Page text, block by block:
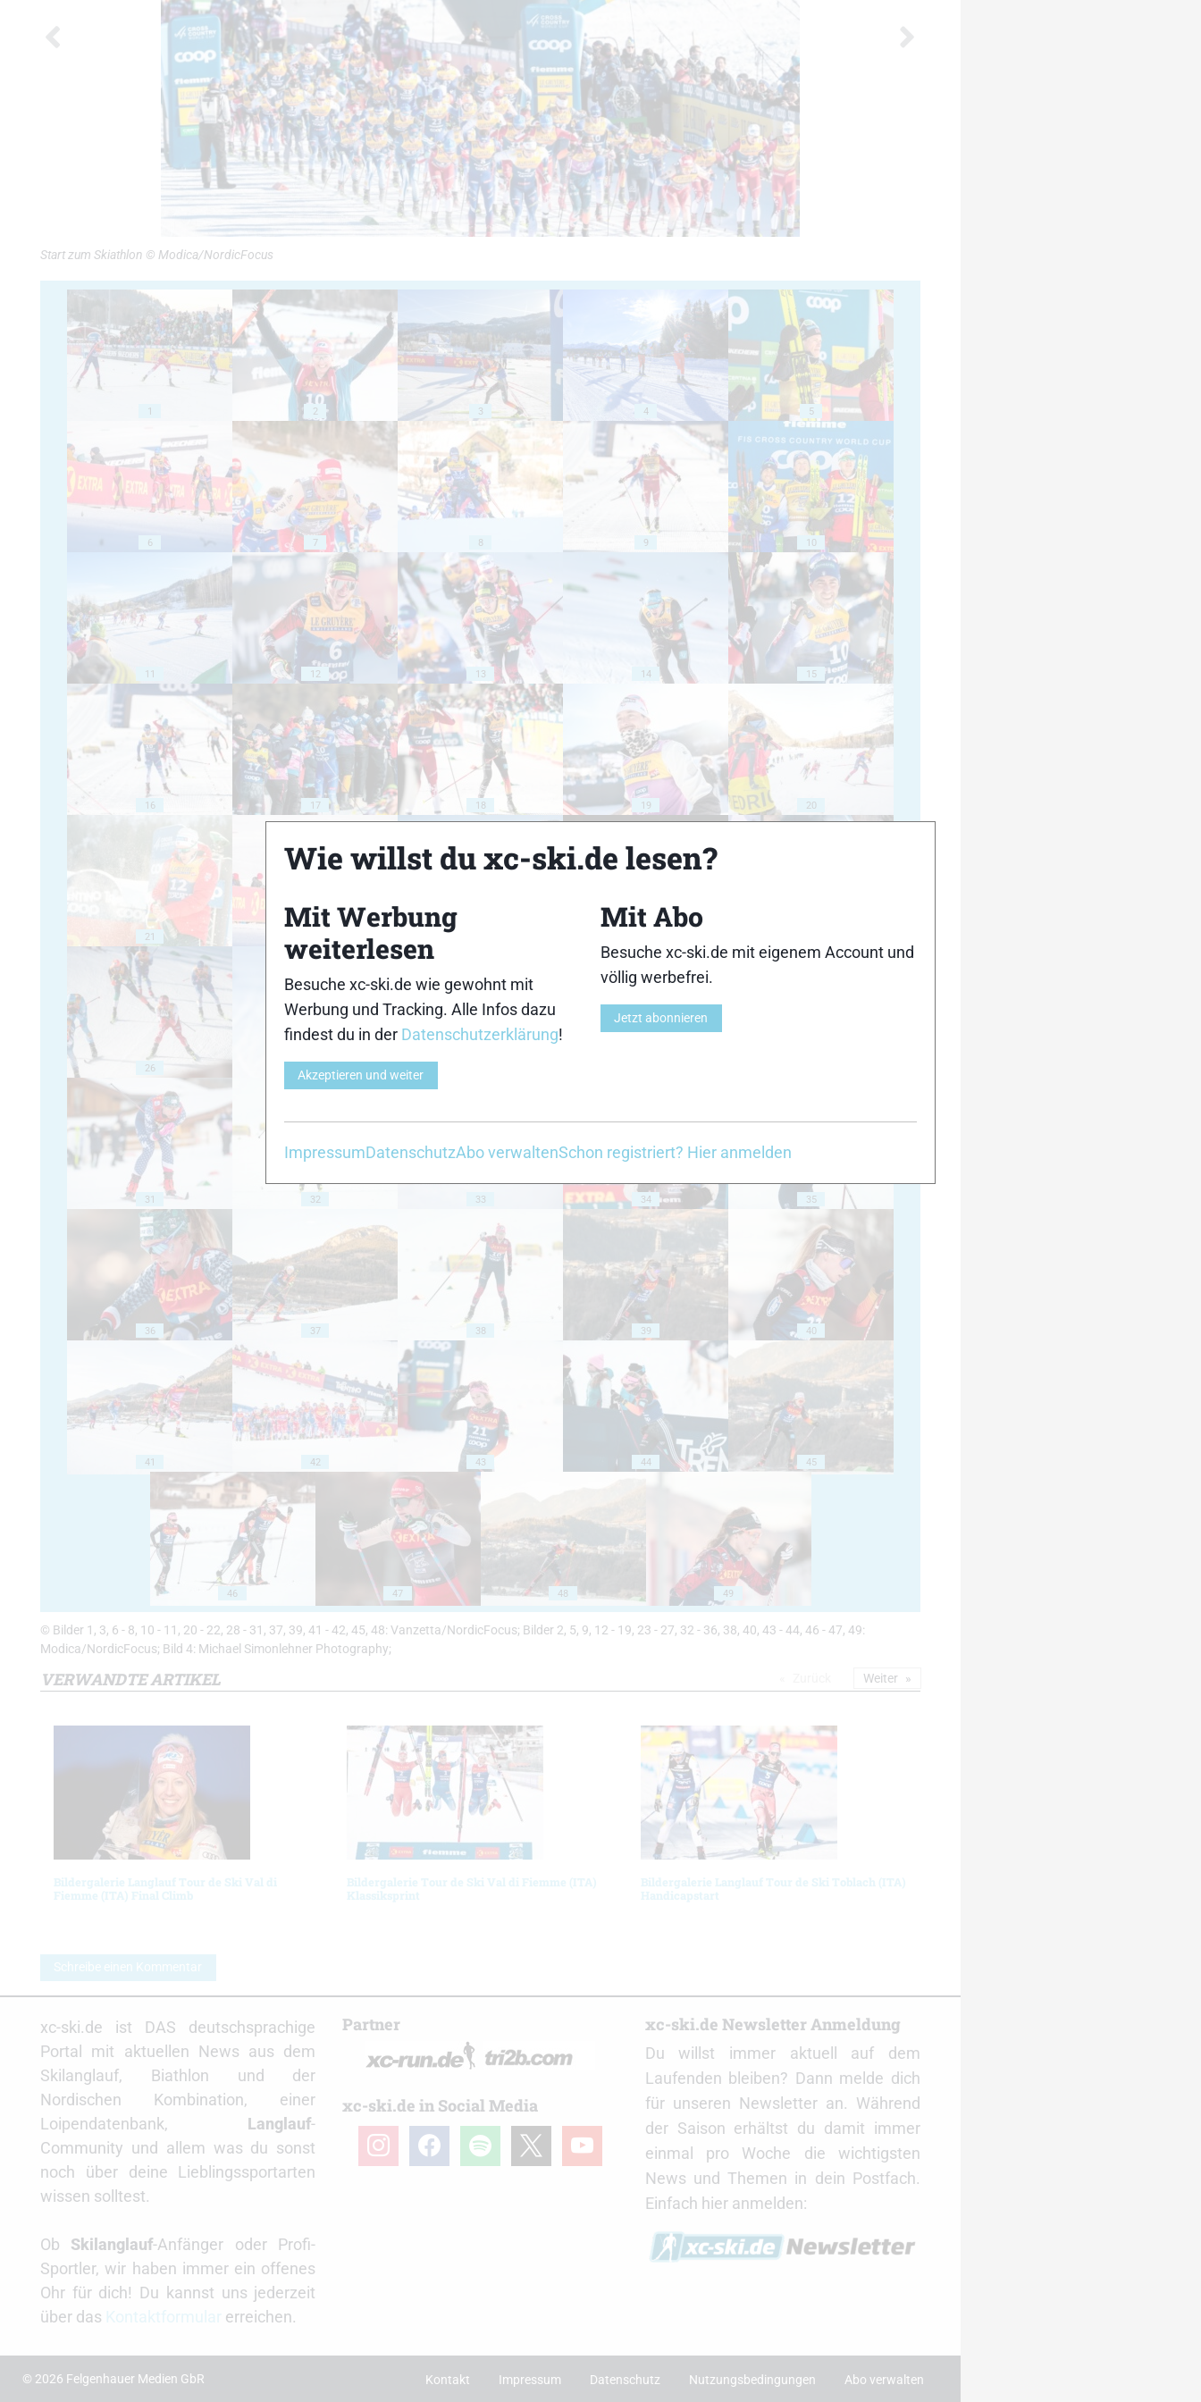
Start zum Skiathlon © Modica/NordicFocus
1 2 3 4 5
6 7 8 9 10
11 12 13 14 15
16 17 18 19 20
21
26
31 32 33 34 35
36 37 38 39 40
41 42 43 44 45
46 47 48 49
© Bilder 1, 3, 6 - 8, 10 - 11, 20 - 22, 28 - 31, 37, 39, 41 - 42, 45, 48: Vanzetta/NordicFocus; Bilder 2, 5, 9, 12 - 19, 23 - 27, 32 - 36, 38, 40, 43 - 44, 46 - 47, 49:
Modica/NordicFocus; Bild 4: Michael Simonlehner Photography;
VERWANDTE ARTIKEL
Bildergalerie Langlauf Tour de Ski Val di
Fiemme (ITA) Final Climb
Bildergalerie Tour de Ski Val di Fiemme (ITA)
Klassiksprint
Bildergalerie Langlauf Tour de Ski Toblach (ITA)
Handicapstart
Weiter
Schreibe einen Kommentar
xc-ski.de ist DAS deutschsprachige
Portal mit aktuellen News aus dem
Skilanglauf, Biathlon und der
Nordischen Kombination, einer
Loipendatenbank, Langlauf-
Community und allem was du sonst
noch über deine Lieblingssportarten
wissen solltest.
Ob Skilanglauf-Anfänger oder Profi-
Sportler, wir haben immer ein offenes
Ohr für dich! Du kannst uns jederzeit
über das
erreichen.
Partner
xc-ski.de in Social Media
instagramfacebookspotify youtube
xc-ski.de Newsletter Anmeldung
Du willst immer aktuell auf dem
Laufenden bleiben? Dann melde dich
für unseren Newsletter an. Während
der Saison erhältst du damit immer
einmal pro Woche die wichtigsten
News und Themen in dein Postfach.
Einfach hier anmelden:
© 2026 Felgenhauer Medien GbR Kontakt Impressum Datenschutz Nutzungsbedingungen Abo verwalten
Wie willst du xc-ski.de lesen?
Mit Werbung
weiterlesen
Besuche xc-ski.de wie gewohnt mit
Werbung und Tracking. Alle Infos dazu
findest du in der Datenschutzerklärung!
Akzeptieren und weiter
Mit Abo
Besuche xc-ski.de mit eigenem Account und
völlig werbefrei.
Jetzt abonnieren
ImpressumDatenschutzAbo verwaltenSchon registriert? Hier anmelden